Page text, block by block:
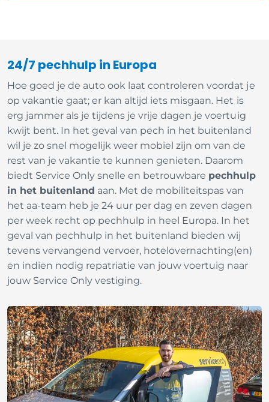
24/7 pechhulp in Europa
Hoe goed je de auto ook laat controleren voordat je
op vakantie gaat; er kan altijd iets misgaan. Het is
erg jammer als je tijdens je vrije dagen je voertuig
kwijt bent. In het geval van pech in het buitenland
wil je zo snel mogelijk weer mobiel zijn om van de
rest van je vakantie te kunnen genieten. Daarom
biedt Service Only snelle en betrouwbare pechhulp
in het buitenland aan. Met de mobiliteitspas van
het aa-team heb je 24 uur per dag en zeven dagen
per week recht op pechhulp in heel Europa. In het
geval van pechhulp in het buitenland bieden wij
tevens vervangend vervoer, hotelovernachting(en)
en indien nodig repatriatie van jouw voertuig naar
jouw Service Only vestiging.